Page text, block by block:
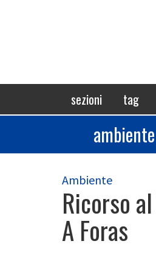
Navigazione
principale
sezioni tag
Sezioni
ambiente
Ambiente
Ricorso
A Foras